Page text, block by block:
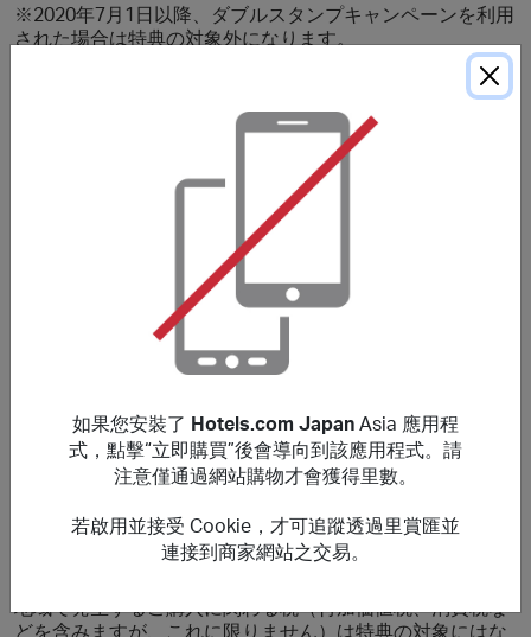
※2020年7月1日以降、ダブルスタンプキャンペーンを利用
された場合は特典の対象外になります。
※2020年7月15日以降、ディスカウントクーポンコードを
※Hotels.comのアプリ経由のご利用は特典の対象外になり
・ホテルページのホテル名の下に”Hotels.com™ リワー
ド"というマークが入っているホテルが特典の対象となりま
・ホテル予約のみ特典の対象となります。航空券など、ホ
テル予約以外のサービスは特典の対象外です。
・日本サイトでのご利用のみ特典の対象となります。他の
国に遷移してのご利用、Hotels.comヘッダー上の国旗アイ
コンが日の丸ではない他国の国旗になった状態でのご利用
は特典の対象外になります。
・宿泊予約された後の予約内容の変更（宿泊日数、一部キ
・価格保証を利用された場合は特典の対象外です。
・遷移後、ホテルズドットコム内 （ https://jp.hotels.com
) 以外での予約は特典の対象外です。
このサイトで掲載していないバウチャー、クーポンコード
を使用した場合、ご購入が特典の対象外になる場合があり
地域で発生するご購入に関わる税（付加価値税、消費税な
どを含みますが、これに限りません）は特典の対象にはな
如果您安裝了 Hotels.com JapanAsia 應用程
式，點擊“立即購買”後會導向到該應用程式。請
注意僅通過網站購物才會獲得里數。
若啟用並接受 Cookie，才可追蹤透過里賞匯並
連接到商家網站之交易。